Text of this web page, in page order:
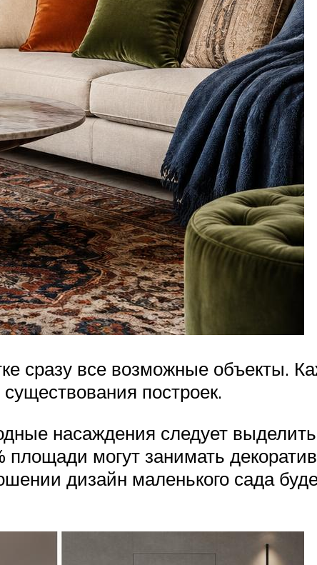
сразу все возможные объекты.
построек.
насаждения следует
могут занимать
дизайн маленького сада